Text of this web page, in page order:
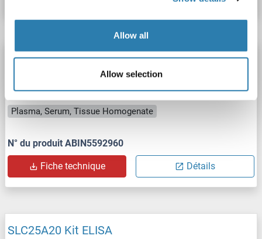
Allow all
Allow selection
SLC25A20 Kit ELISA
Reactivité: Humain
Colorimetric
Sandwich ELISA
0.156-10 ng/mL
Plasma, Serum, Tissue Homogenate
N° du produit ABIN5592960
Fiche technique Détails
SLC25A20 Kit ELISA